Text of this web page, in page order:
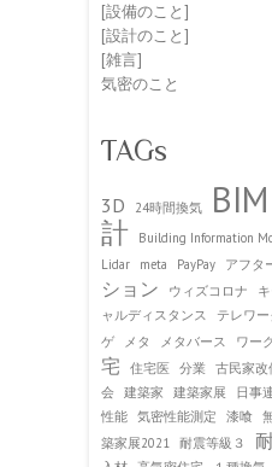
[設備のこと]
[設計のこと]
[雑言]
気密のこと
TAGs
3D 24時間換気 BIM
計
Building Information
Lidar
meta PayPay アフタ
ション
ウィズコロナ
ャルディスタンス
テレワー
ゲ
メタ メタバース ワー
宅
住宅医 分業 古民家改
会 建築家 建築家展 日事
性能 気密性能測定 漆喰
築家展2021 耐震等級３